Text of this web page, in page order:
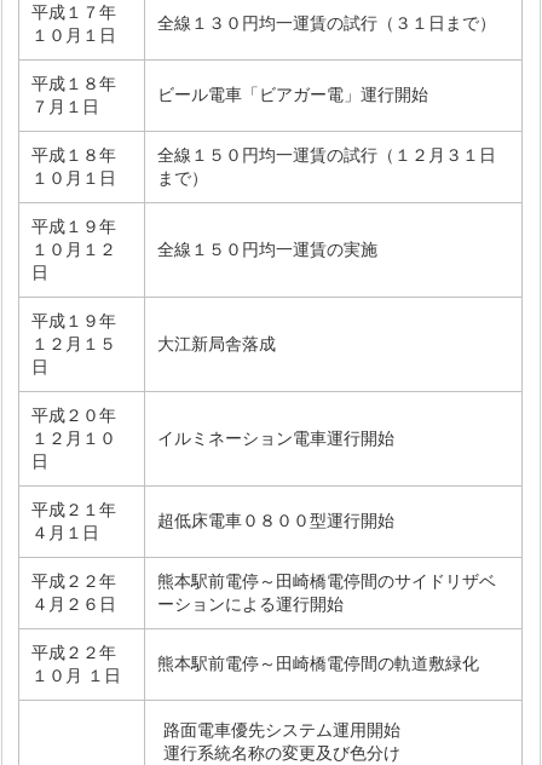
平成１７年
１０月１日
全線１３０円均一運賃の試行（３１日まで）
平成１８年
７月１日
ビール電車「ビアガー電」運行開始
平成１８年
１０月１日
全線１５０円均一運賃の試行（１２月３１日
まで）
平成１９年
１０月１２
日
全線１５０円均一運賃の実施
平成１９年
１２月１５
日
大江新局舎落成
平成２０年
１２月１０
日
イルミネーション電車運行開始
平成２１年
４月１日
超低床電車０８００型運行開始
平成２２年
４月２６日
熊本駅前電停～田崎橋電停間のサイドリザベ
ーションによる運行開始
平成２２年
１０月 １日
熊本駅前電停～田崎橋電停間の軌道敷緑化
路面電車優先システム運用開始
運行系統名称の変更及び色分け